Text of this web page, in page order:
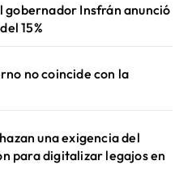
gobernador Insfrán anunció
15%
no coincide con la
una exigencia del
para digitalizar legajos en